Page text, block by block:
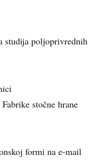
studija poljoprivrednih
stočne hrane
formi na e-mail